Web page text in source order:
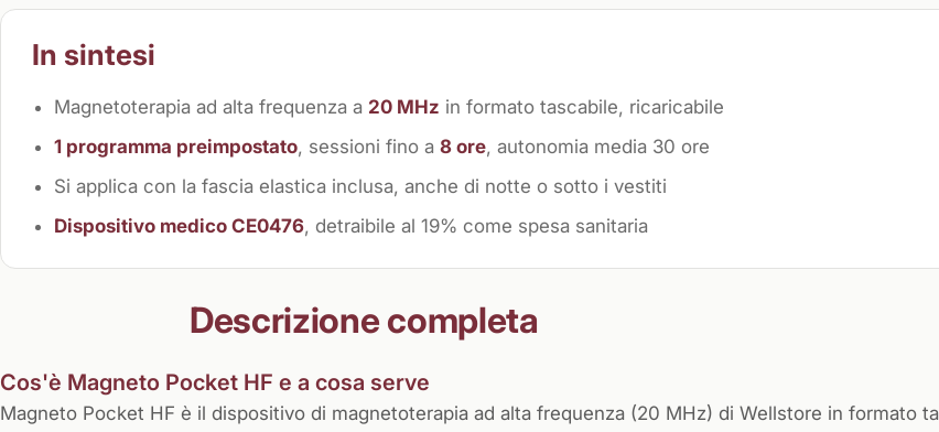
In sintesi
Magnetoterapia ad alta frequenza a 20 MHz in formato tascabile, ricaricabile
1 programma preimpostato, sessioni fino a 8 ore, autonomia media 30 ore
Si applica con la fascia elastica inclusa, anche di notte o sotto i vestiti
Dispositivo medico CE0476, detraibile al 19% come spesa sanitaria
Descrizione completa
Cos'è Magneto Pocket HF e a cosa serve
Magneto Pocket HF è il dispositivo di magnetoterapia ad alta frequenza (20 MHz) di Wellstore in formato